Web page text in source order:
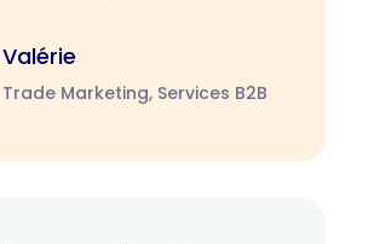
Valérie
Trade Marketing, Services B2B